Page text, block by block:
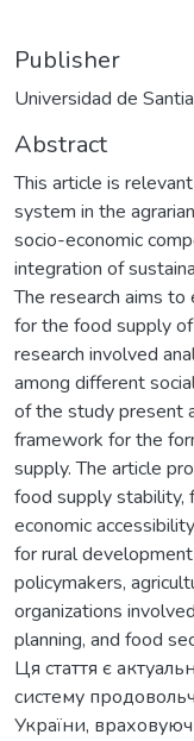
Publisher
Universidad de
Abstract
This article is
system in the
socio-economic
integration of
The research aims
for the food supply
research involved
among different
of the study present
framework for the
supply. The article
food supply stability,
economic
for rural
policymakers,
organizations
planning, and food
Ця стаття є
систему
України,